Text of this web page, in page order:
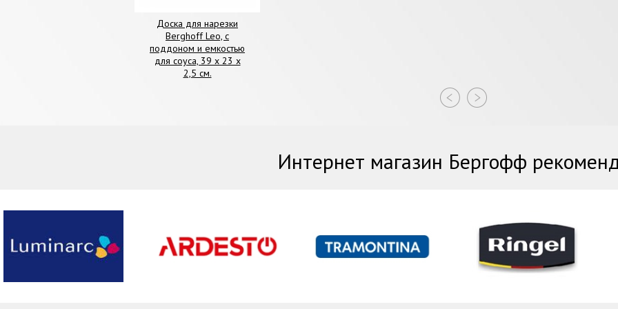
Доска для нарезки
Berghoff Leo, с
поддоном и емкостью
для соуса, 39 х 23 х
2,5 см.
Интернет магазин Бергофф